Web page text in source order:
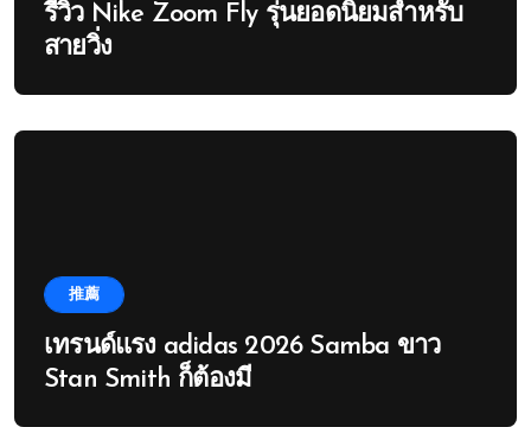
รีวิว Nike Zoom Fly รุ่นยอดนิยมสำหรับ
สายวิ่ง
推薦
เทรนด์แรง adidas 2026 Samba ขาว
Stan Smith ก็ต้องมี